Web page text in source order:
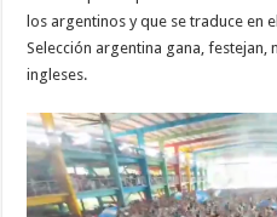
los argentinos y que se traduce en
Selección argentina gana, festejan,
ingleses.